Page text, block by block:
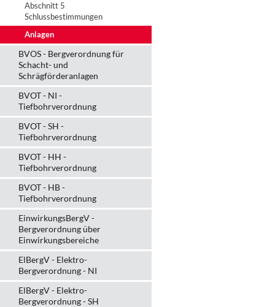
Abschnitt 5
Schlussbestimmungen
Anlagen
BVOS - Bergverordnung für
Schacht- und
Schrägförderanlagen
BVOT - NI -
Tiefbohrverordnung
BVOT - SH -
Tiefbohrverordnung
BVOT - HH -
Tiefbohrverordnung
BVOT - HB -
Tiefbohrverordnung
EinwirkungsBergV -
Bergverordnung über
Einwirkungsbereiche
ElBergV - Elektro-
Bergverordnung - NI
ElBergV - Elektro-
Bergverordnung - SH